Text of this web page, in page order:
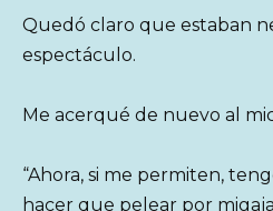
Quedó claro que estaban
espectáculo.
Me acerqué de nuevo al
“Ahora, si me permiten,
hacer que pelear por